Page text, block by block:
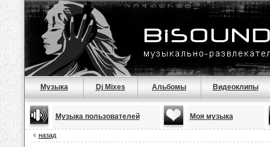
Музыка Dj Mixes Альбомы Видеоклипы
Музыка пользователей Моя музыка
назад